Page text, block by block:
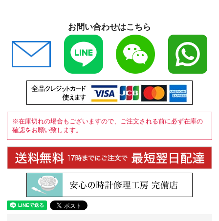
お問い合わせはこちら
※在庫切れの場合もございますので、ご注文される前に必ず在庫の
確認をお願い致します。